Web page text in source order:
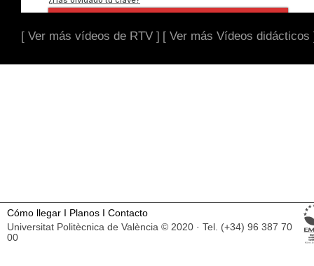
[ Ver más vídeos de RTV ] [ Ver más Vídeos didácticos
Cómo llegar I Planos I Contacto
Universitat Politècnica de València © 2020 · Tel. (+34) 96 387 70
00